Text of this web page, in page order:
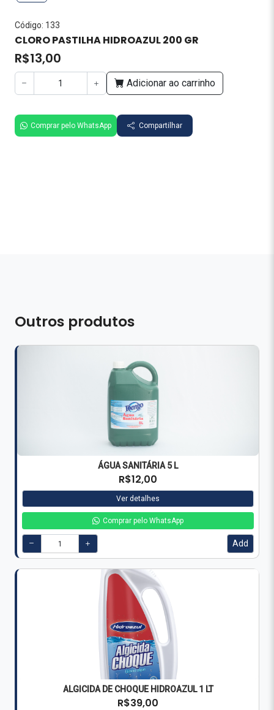
Código: 133
CLORO PASTILHA HIDROAZUL 200 GR
R$13,00
Adicionar ao carrinho
Comprar pelo WhatsApp Compartilhar
Outros produtos
ÁGUA SANITÁRIA 5 L
R$12,00
Ver detalhes
Comprar pelo WhatsApp
Add
ALGICIDA DE CHOQUE HIDROAZUL 1 LT
R$39,00